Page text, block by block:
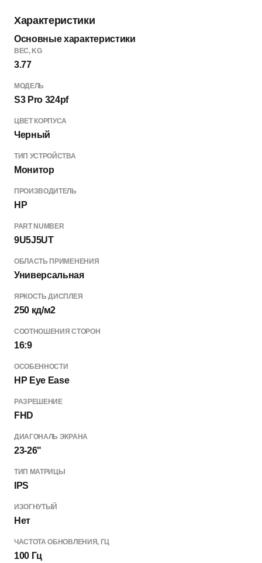
Характеристики
Основные характеристики
ВЕC, KG
3.77
МОДЕЛЬ
S3 Pro 324pf
ЦВЕТ КОРПУСА
Черный
ТИП УСТРОЙСТВА
Монитор
ПРОИЗВОДИТЕЛЬ
HP
PART NUMBER
9U5J5UT
ОБЛАСТЬ ПРИМЕНЕНИЯ
Универсальная
ЯРКОСТЬ ДИСПЛЕЯ
250 кд/м2
СООТНОШЕНИЯ СТОРОН
16:9
ОСОБЕННОСТИ
HP Eye Ease
РАЗРЕШЕНИЕ
FHD
ДИАГОНАЛЬ ЭКРАНА
23-26"
ТИП МАТРИЦЫ
IPS
ИЗОГНУТЫЙ
Нет
ЧАСТОТА ОБНОВЛЕНИЯ, ГЦ
100 Гц